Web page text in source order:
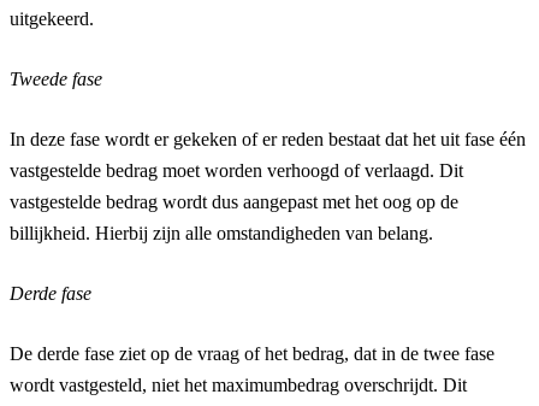
uitgekeerd.
Tweede fase
In deze fase wordt er gekeken of er reden bestaat dat het uit fase één
vastgestelde bedrag moet worden verhoogd of verlaagd. Dit
vastgestelde bedrag wordt dus aangepast met het oog op de
billijkheid. Hierbij zijn alle omstandigheden van belang.
Derde fase
De derde fase ziet op de vraag of het bedrag, dat in de twee fase
wordt vastgesteld, niet het maximumbedrag overschrijdt. Dit